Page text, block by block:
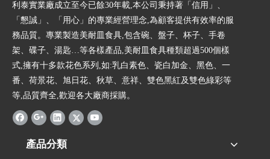
利泰實業廠成立至今已餘30年載,本公司秉持著「信用」、
「懇誠」、「用心」的專業經營理念,為顧客提供有效率的服
務品質。專業製造美耐皿食具,包含碗、盤子、杯子、手卷
架、碟子、湯匙…等各樣產品,美耐皿食具種類超過500個樣
式,擁有十多款花色系列,如:乳白素色、瓷白加金、黑色、一
番、荷景花、旭日花、秋草、意祥、雙色黑紅及雙色綠彩等
等,品質齊全,歡迎各大廠商採購。
產品分類